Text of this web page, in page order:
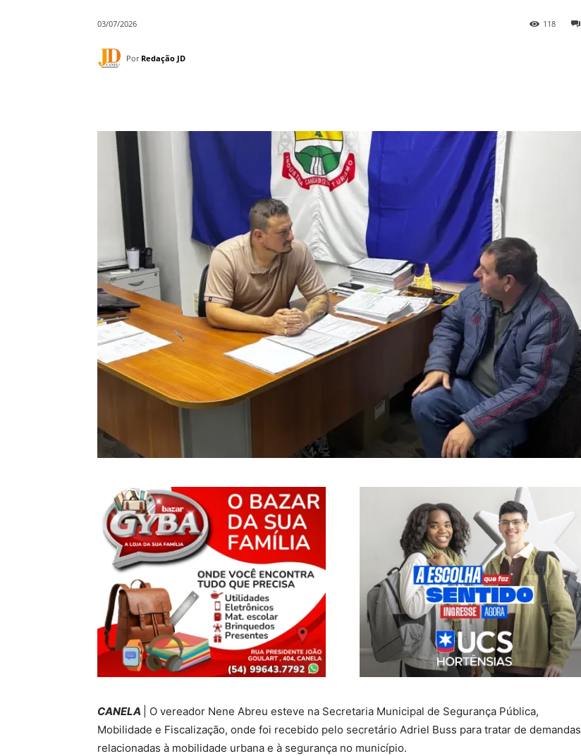
03/07/2026 118
Por Redação JD
CANELA
| O vereador Nene Abreu esteve na Secretaria Municipal de Segurança Pública,
Mobilidade e Fiscalização, onde foi recebido pelo secretário Adriel Buss para tratar de demandas
relacionadas à mobilidade urbana e à segurança no município.